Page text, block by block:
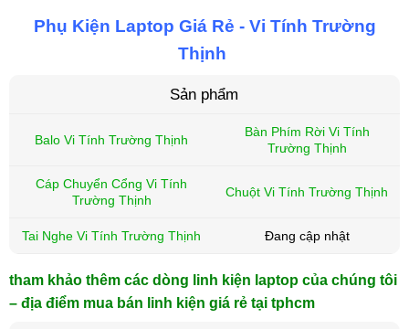
Phụ Kiện Laptop Giá Rẻ - Vi Tính Trường
Thịnh
Sản phẩm
Balo Vi Tính Trường Thịnh
Bàn Phím Rời Vi Tính
Trường Thịnh
Cáp Chuyển Cổng Vi Tính
Trường Thịnh
Chuột Vi Tính Trường Thịnh
Tai Nghe Vi Tính Trường Thịnh Đang cập nhật
tham khảo thêm các dòng linh kiện laptop của chúng tôi
– địa điểm mua bán linh kiện giá rẻ tại tphcm